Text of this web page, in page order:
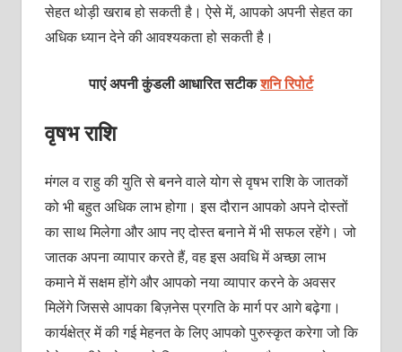
सेहत थोड़ी खराब हो सकती है। ऐसे में, आपको अपनी सेहत का
अधिक ध्यान देने की आवश्यकता हो सकती है।
पाएं अपनी कुंडली आधारित सटीकशनि रिपोर्ट
वृषभ राशि
मंगल व राहु की युति से बनने वाले योग से वृषभ राशि के जातकों
को भी बहुत अधिक लाभ होगा। इस दौरान आपको अपने दोस्तों
का साथ मिलेगा और आप नए दोस्त बनाने में भी सफल रहेंगे। जो
जातक अपना व्यापार करते हैं, वह इस अवधि में अच्छा लाभ
कमाने में सक्षम होंगे और आपको नया व्यापार करने के अवसर
मिलेंगे जिससे आपका बिज़नेस प्रगति के मार्ग पर आगे बढ़ेगा।
कार्यक्षेत्र में की गई मेहनत के लिए आपको पुरुस्कृतकरेगा जो कि